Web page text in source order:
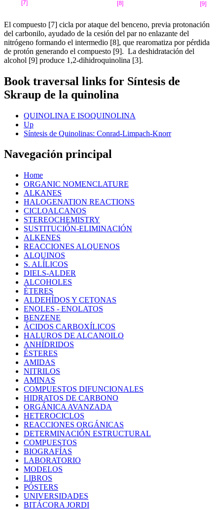
El compuesto [7] cicla por ataque del benceno, previa protonación
del carbonilo, ayudado de la cesión del par no enlazante del
nitrógeno formando el intermedio [8], que rearomatiza por pérdida
de protón generando el compuesto [9]. La deshidratación del
alcohol [9] produce 1,2-dihidroquinolina [3].
Book traversal links for Síntesis de
Skraup de la quinolina
QUINOLINA E ISOQUINOLINA
Up
Síntesis de Quinolinas: Conrad-Limpach-Knorr
Navegación principal
Home
ORGANIC NOMENCLATURE
ALKANES
HALOGENATION REACTIONS
CICLOALCANOS
STEREOCHEMISTRY
SUSTITUCIÓN-ELIMINACIÓN
ALKENES
REACCIONES ALQUENOS
ALQUINOS
S. ALÍLICOS
DIELS-ALDER
ALCOHOLES
ÈTERES
ALDEHÍDOS Y CETONAS
ENOLES - ENOLATOS
BENZENE
ÁCIDOS CARBOXÍLICOS
HALUROS DE ALCANOILO
ANHÍDRIDOS
ÉSTERES
AMIDAS
NITRILOS
AMINAS
COMPUESTOS DIFUNCIONALES
HIDRATOS DE CARBONO
ORGÁNICA AVANZADA
HETEROCICLOS
REACCIONES ORGÁNICAS
DETERMINACIÓN ESTRUCTURAL
COMPUESTOS
BIOGRAFÍAS
LABORATORIO
MODELOS
LIBROS
PÓSTERS
UNIVERSIDADES
BITÁCORA JORDI